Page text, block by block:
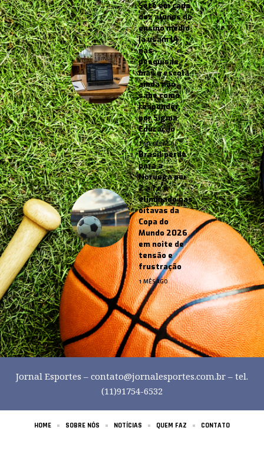
Sete em cada
dez alunos do
ensino médio
já usam IA
nas
pesquisas,
mas a escola
ainda não
sabe como
responder,
por Sigma
Educação
2 MESES AGO
Brasil perde
para a
Noruega por
2 a 1 e é
eliminado nas
oitavas da
Copa do
Mundo 2026
em noite de
tensão e
frustração
1 MÊS AGO
Jornal Esportes – contato@jornalesportes.com.br – tel.
(11)91754-6532
HOME SOBRE NÓS NOTÍCIAS QUEM FAZ CONTATO